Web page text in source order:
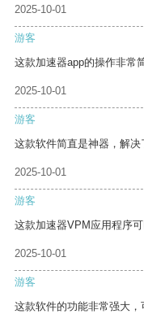
2025-10-01
游客
这款加速器app的操作非常
2025-10-01
游客
这款软件简直是神器，解决
2025-10-01
游客
这款加速器VPM应用程序
2025-10-01
游客
这款软件的功能非常强大，